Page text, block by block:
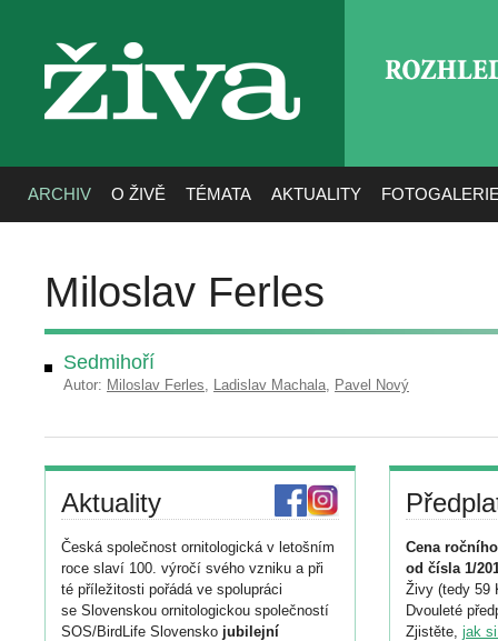
živa
ARCHIV O ŽIVĚ TÉMATA AKTUALITY
Miloslav Ferles
Sedmihoří
Autor: Miloslav Ferles, Ladislav Machala, Pavel Nový
Aktuality
Česká společnost ornitologická v letošním
roce slaví 100. výročí svého vzniku a při
té příležitosti pořádá ve spolupráci
se Slovenskou ornitologickou společností
SOS/BirdLife Slovensko jubilejní
Cena
od čísla 1/
Živy (tedy 59
Dvouleté
Zjistěte, jak